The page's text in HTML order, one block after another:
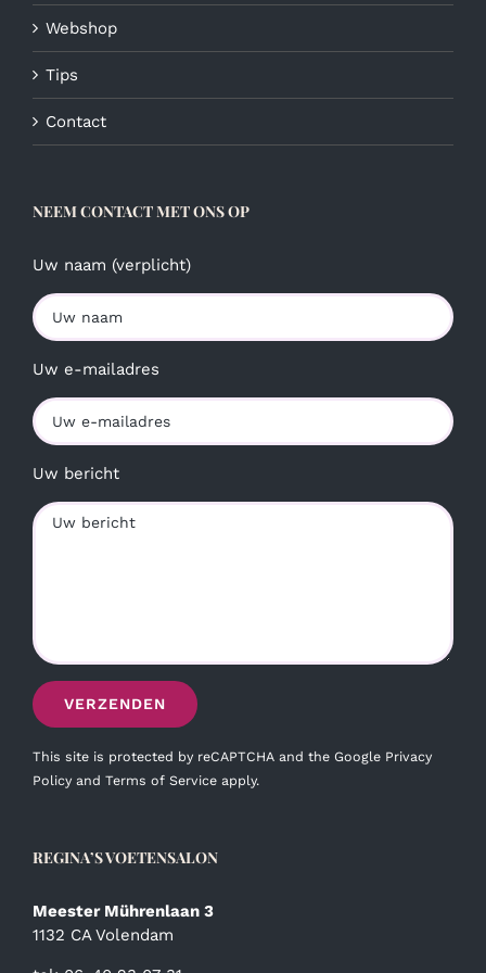
Webshop
Tips
Contact
NEEM CONTACT MET ONS OP
Uw naam (verplicht)
Uw e-mailadres
Uw bericht
This site is protected by reCAPTCHA and the Google Privacy
Policy and Terms of Service apply.
REGINA’S VOETENSALON
Meester Mührenlaan 3
1132 CA Volendam